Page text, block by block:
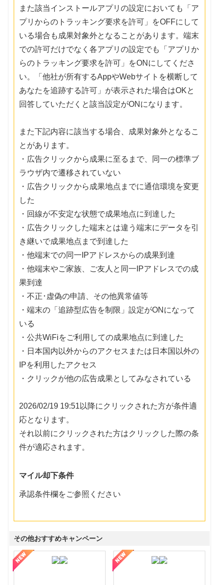
また該当インストールアプリの設定においても「ア
プリからのトラッキング要求を許可」をOFFにして
いる場合も成果対象外となることがあります。端末
での許可だけでなく各アプリの設定でも「アプリか
らのトラッキング要求を許可」をONにしてくださ
い。「他社が所有するAppやWebサイトを横断して
あなたを追跡する許可」が表示された場合はOKと
回答していただくと該当設定がONになります。
また下記内容に該当する場合、成果対象外となるこ
とがあります。
・広告クリックから成果に至るまで、同一の標準ブ
ラウザ内で遷移されていない
・広告クリックから成果地点までに通信環境を変更
した
・回線が不安定な状態で成果地点に到達した
・広告クリックした端末とは違う端末にデータを引
き継いで成果地点まで到達した
・他端末での同一IPアドレスからの成果到達
・他端末やご家族、ご友人と同一IPアドレスでの成
果到達
・不正･虚偽の申請、その他異常値等
・端末の「追跡型広告を制限」設定がONになって
いる
・公共WiFiをご利用しての成果地点に到達した
・日本国内以外からのアクセスまたは日本国以外の
IPを利用したアクセス
・クリックが他の広告成果としてみなされている
2026/02/19 19:51以降にクリックされた方が条件適
応となります。
それ以前にクリックされた方はクリックした際の条
件が適応されます。
マイル却下条件
承認条件欄をご参照ください
その他おすすめキャンペーン